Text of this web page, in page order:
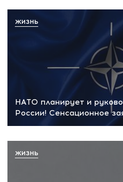
НАТО планирует и
России! Сенсационное
ЖИЗНЬ
ЖИЗНЬ